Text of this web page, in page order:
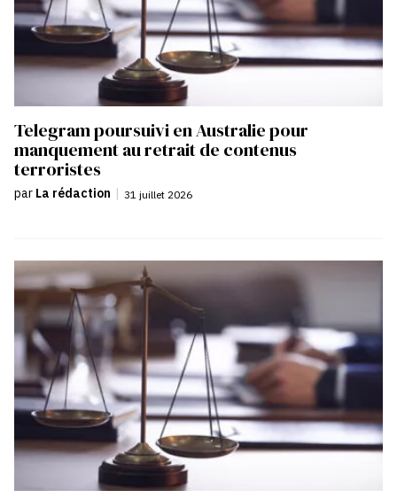
Telegram poursuivi en Australie pour
manquement au retrait de contenus
terroristes
par La rédaction | 31 juillet 2026